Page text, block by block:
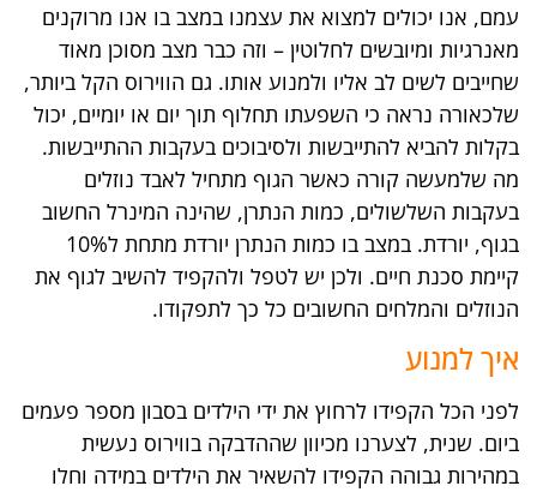
עמם, אנו יכולים למצוא את עצמנו במצב בו אנו מרוקנים
מאנרגיות ומיובשים לחלוטין – וזה כבר מצב מסוכן מאוד
שחייבים לשים לב אליו ולמנוע אותו. גם הווירוס הקל ביותר,
שלכאורה נראה כי השפעתו תחלוף תוך יום או יומיים, יכול
בקלות להביא להתייבשות ולסיבוכים בעקבות ההתייבשות.
מה שלמעשה קורה כאשר הגוף מתחיל לאבד נוזלים
בעקבות השלשולים, כמות הנתרן, שהינה המינרל החשוב
בגוף, יורדת. במצב בו כמות הנתרן יורדת מתחת ל10%
קיימת סכנת חיים. ולכן יש לטפל ולהקפיד להשיב לגוף את
הנוזלים והמלחים החשובים כל כך לתפקודו.
איך למנוע
לפני הכל הקפידו לרחוץ את ידי הילדים בסבון מספר פעמים
ביום. שנית, לצערנו מכיוון שההדבקה בווירוס נעשית
במהירות גבוהה הקפידו להשאיר את הילדים במידה וחלו